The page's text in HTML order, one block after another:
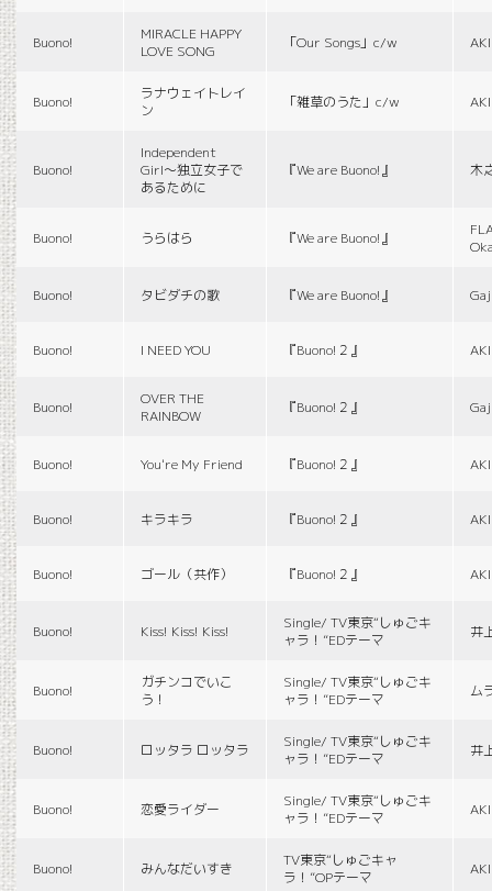
Buono!
MIRACLE HAPPY
LOVE SONG
「Our Songs」c/w
Buono!
ラナウェイトレイ
ン
「雑草のうた」c/w
Buono!
Independent
Girl〜独立女子で
あるために
『We are Buono!』 木
Buono! うらはら 『We are Buono!』
Buono! タビダチの歌 『We are Buono!』
Buono! I NEED YOU 『Buono!２』
Buono!
OVER THE
RAINBOW
『Buono!２』
Buono! You're My Friend 『Buono!２』
Buono! キラキラ 『Buono!２』
Buono! ゴール（共作） 『Buono!２』
Buono! Kiss! Kiss! Kiss!
Single/ TV東京“しゅごキ
ャラ！”EDテーマ
井
Buono!
ガチンコでいこ
う！
Single/ TV東京“しゅごキ
ャラ！”EDテーマ
ム
Buono! ロッタラ ロッタラ
Single/ TV東京“しゅごキ
ャラ！”EDテーマ
井
Buono! 恋愛ライダー
Single/ TV東京“しゅごキ
ャラ！”EDテーマ
Buono! みんなだいすき
TV東京“しゅごキャ
ラ！”OPテーマ